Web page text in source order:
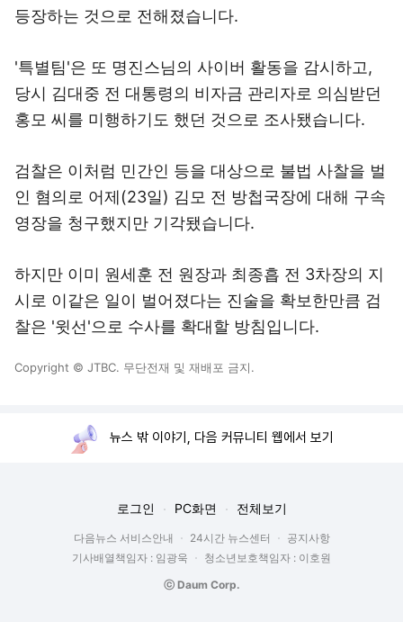
등장하는 것으로 전해졌습니다.
'특별팀'은 또 명진스님의 사이버 활동을 감시하고,
당시 김대중 전 대통령의 비자금 관리자로 의심받던
홍모 씨를 미행하기도 했던 것으로 조사됐습니다.
검찰은 이처럼 민간인 등을 대상으로 불법 사찰을 벌
인 혐의로 어제(23일) 김모 전 방첩국장에 대해 구속
영장을 청구했지만 기각됐습니다.
하지만 이미 원세훈 전 원장과 최종흡 전 3차장의 지
시로 이같은 일이 벌어졌다는 진술을 확보한만큼 검
찰은 '윗선'으로 수사를 확대할 방침입니다.
Copyright © JTBC. 무단전재 및 재배포 금지.
뉴스 밖 이야기, 다음 커뮤니티 웹에서 보기
로그인 PC화면 전체보기
다음뉴스 서비스안내 24시간 뉴스센터
공지사항
기사배열책임자 : 임광욱
청소년보호책임자 : 이호원
ⓒ Daum Corp.